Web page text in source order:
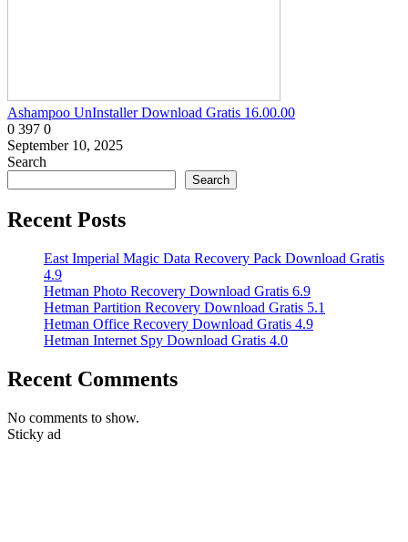
Ashampoo UnInstaller Download Gratis 16.00.00
0 397 0
September 10, 2025
Search
Search
Recent Posts
East Imperial Magic Data Recovery Pack Download Gratis
4.9
Hetman Photo Recovery Download Gratis 6.9
Hetman Partition Recovery Download Gratis 5.1
Hetman Office Recovery Download Gratis 4.9
Hetman Internet Spy Download Gratis 4.0
Recent Comments
No comments to show.
Sticky ad